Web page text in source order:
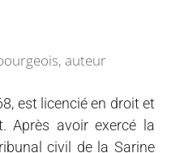
auteur
est licencié en droit et
Après avoir exercé la
civil de la Sarine